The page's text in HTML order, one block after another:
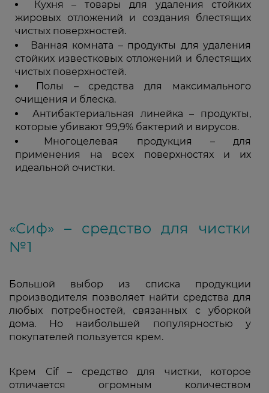
Кухня – товары для удаления стойких
жировых отложений и создания блестящих
чистых поверхностей.
Ванная комната – продукты для удаления
стойких известковых отложений и блестящих
чистых поверхностей.
Полы – средства для максимального
очищения и блеска.
Антибактериальная линейка – продукты,
которые убивают 99,9% бактерий и вирусов.
Многоцелевая продукция – для
применения на всех поверхностях и их
идеальной очистки.
«Сиф» – средство для чистки
№1
Большой выбор из списка продукции
производителя позволяет найти средства для
любых потребностей, связанных с уборкой
дома. Но наибольшей популярностью у
покупателей пользуется крем.
Крем Cif – средство для чистки, которое
отличается огромным количеством